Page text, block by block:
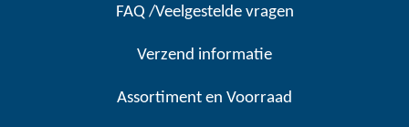
FAQ /Veelgestelde vragen
Verzend informatie
Assortiment en Voorraad